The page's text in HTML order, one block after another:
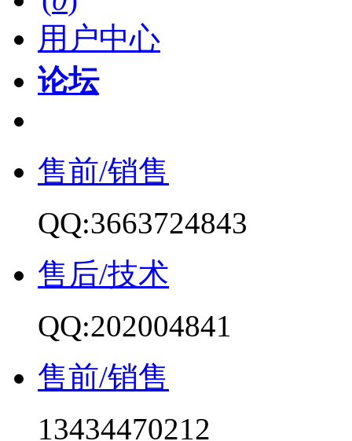
用户中心
论坛
售前/销售
QQ:3663724843
售后/技术
QQ:202004841
售前/销售
13434470212